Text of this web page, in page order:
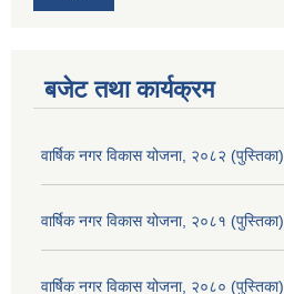
बजेट तथा कार्यक्रम
वार्षिक नगर विकास योजना, २०८२ (पुस्तिका)
वार्षिक नगर विकास योजना, २०८१ (पुस्तिका)
वार्षिक नगर विकास योजना, २०८० (पुस्तिका)